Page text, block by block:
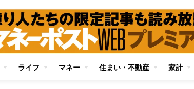
ライフ マネー 住まい・不動産 家計